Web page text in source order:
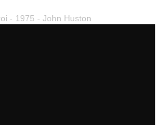
- 1975 - John Huston